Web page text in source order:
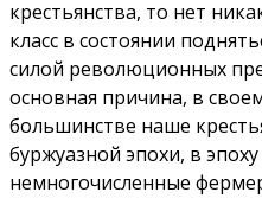
крестьянства, то нет
класс в состоянии
силой революционных
основная причина, в
большинстве наше
буржуазной эпохи, в
немногочисленные